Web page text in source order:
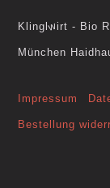
Klinglwirt - Bio
München
Impressum
Bestellung